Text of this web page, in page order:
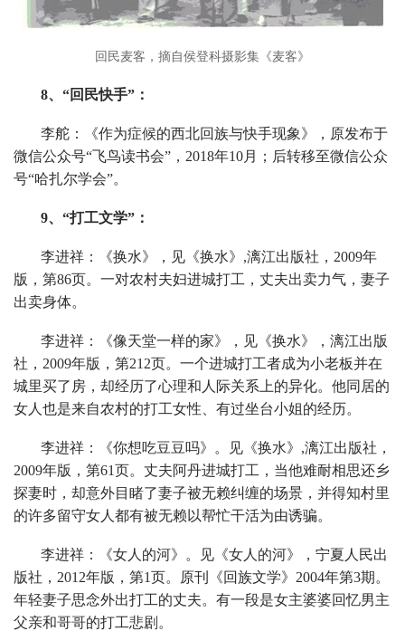
回民麦客，摘自侯登科摄影集《麦客》
8、“回民快手”：
李舵：《作为症候的西北回族与快手现象》，原发布于
微信公众号“飞鸟读书会”，2018年10月；后转移至微信公众
号“哈扎尔学会”。
9、“打工文学”：
李进祥：《换水》，见《换水》,漓江出版社，2009年
版，第86页。一对农村夫妇进城打工，丈夫出卖力气，妻子
出卖身体。
李进祥：《像天堂一样的家》，见《换水》，漓江出版
社，2009年版，第212页。一个进城打工者成为小老板并在
城里买了房，却经历了心理和人际关系上的异化。他同居的
女人也是来自农村的打工女性、有过坐台小姐的经历。
李进祥：《你想吃豆豆吗》。见《换水》,漓江出版社，
2009年版，第61页。丈夫阿丹进城打工，当他难耐相思还乡
探妻时，却意外目睹了妻子被无赖纠缠的场景，并得知村里
的许多留守女人都有被无赖以帮忙干活为由诱骗。
李进祥：《女人的河》。见《女人的河》，宁夏人民出
版社，2012年版，第1页。原刊《回族文学》2004年第3期。
年轻妻子思念外出打工的丈夫。有一段是女主婆婆回忆男主
父亲和哥哥的打工悲剧。